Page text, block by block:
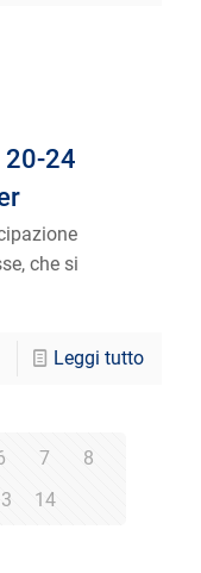
20-24
che si
Leggi tutto
7
8
14